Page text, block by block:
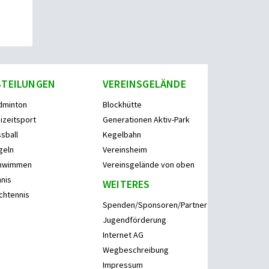
VEREINSGELÄNDE
Blockhütte
Generationen Aktiv-Park
Kegelbahn
Vereinsheim
Vereinsgelände von oben
WEITERES
Spenden/Sponsoren/Partner
Jugendförderung
Internet AG
Wegbeschreibung
Impressum